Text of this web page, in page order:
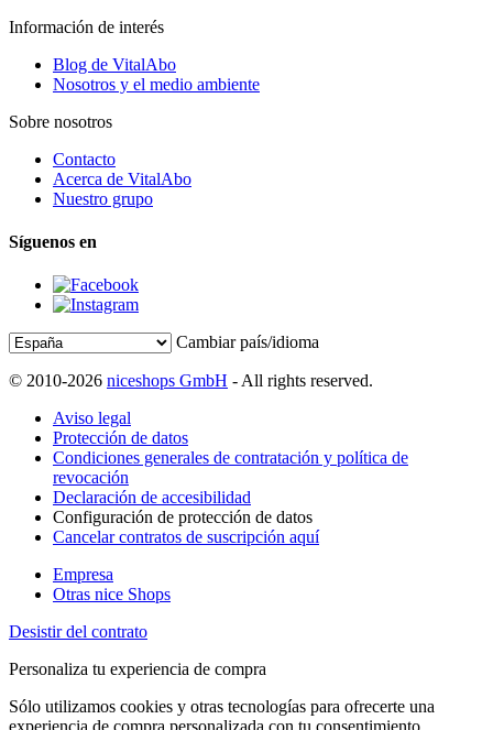
Información de interés
Blog de VitalAbo
Nosotros y el medio ambiente
Sobre nosotros
Contacto
Acerca de VitalAbo
Nuestro grupo
Síguenos en
Cambiar país/idioma
© 2010-2026 niceshops GmbH - All rights reserved.
Aviso legal
Protección de datos
Condiciones generales de contratación y política de
revocación
Declaración de accesibilidad
Configuración de protección de datos
Cancelar contratos de suscripción aquí
Empresa
Otras nice Shops
Desistir del contrato
Personaliza tu experiencia de compra
Sólo utilizamos cookies y otras tecnologías para ofrecerte una